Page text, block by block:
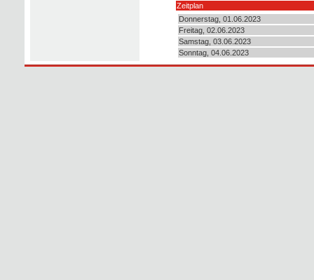
Zeitplan
Donnerstag, 01.06.2023
Freitag, 02.06.2023
Samstag, 03.06.2023
Sonntag, 04.06.2023